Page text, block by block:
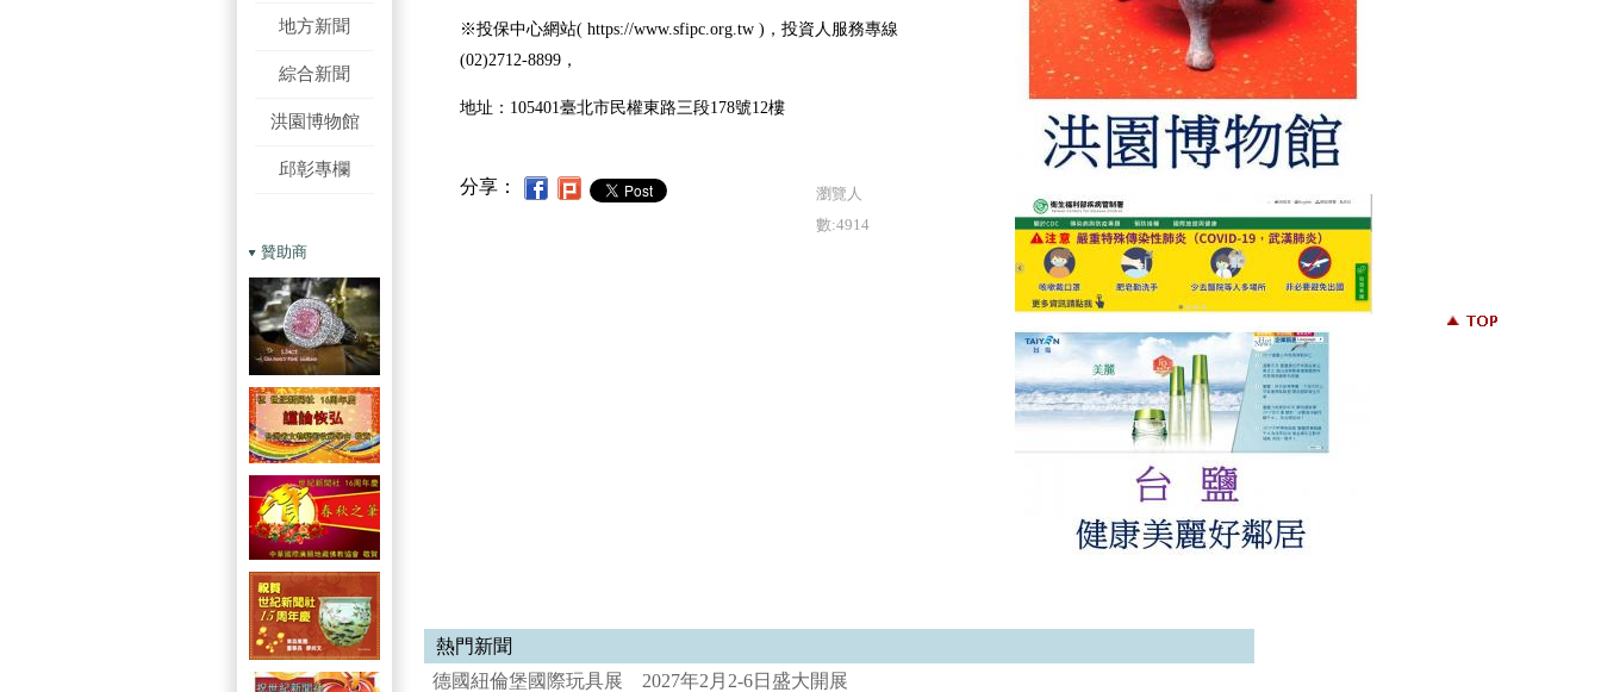
地方新聞
綜合新聞
洪園博物館
邱彰專欄
贊助商
※投保中心網站( https://www.sfipc.org.tw )，投資人服務專線
(02)2712-8899，
地址：105401臺北市民權東路三段178號12樓
分享：
瀏覽人
數:4914
熱門新聞
德國紐倫堡國際玩具展 2027年2月2-6日盛大開展